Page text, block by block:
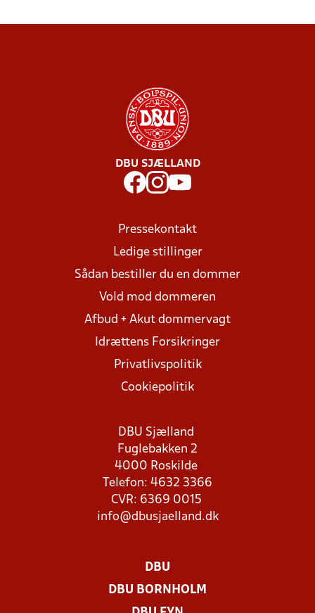
DBU SJÆLLAND
Pressekontakt
Ledige stillinger
Sådan bestiller du en dommer
Vold mod dommeren
Afbud + Akut dommervagt
Idrættens Forsikringer
Privatlivspolitik
Cookiepolitik
DBU Sjælland
Fuglebakken 2
4000 Roskilde
Telefon: 4632 3366
CVR: 6369 0015
info@dbusjaelland.dk
DBU
DBU BORNHOLM